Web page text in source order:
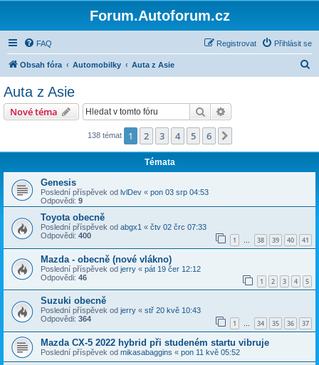
Forum.Autoforum.cz
FAQ Přihlásit se
Registrovat
Obsah fóra Automobilky Auta z Asie
Auta z Asie
Nové téma Hledat
138 témat 1 2 3 4 5 6
Témata
Genesis
Poslední příspěvek od lvlDev « pon 03 srp 04:53
Odpovědi: 9
Toyota obecně
Poslední příspěvek od abgx1 « čtv 02 črc 07:33
Odpovědi: 400 1 … 38 39 40 41
Mazda - obecně (nové vlákno)
Poslední příspěvek od jerry « pát 19 čer 12:12
Odpovědi: 46 1 2 3 4 5
Suzuki obecně
Poslední příspěvek od jerry « stř 20 kvě 10:43
Odpovědi: 364 1 … 34 35 36 37
Mazda CX-5 2022 hybrid při studeném startu vibruje
Poslední příspěvek od mikasabaggins « pon 11 kvě 05:52